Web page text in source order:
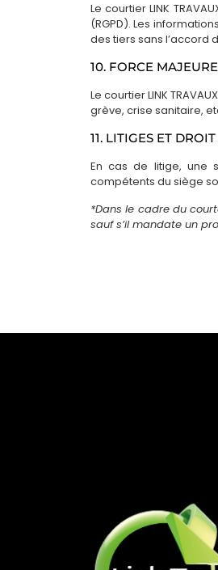
Le courtier LINK
(RGPD). Les
des tiers sans l’accord
10. FORCE MAJEURE
Le courtier LINK
grève, crise sanitaire,
11. LITIGES ET
En cas de litige, une
compétents du siège
*Dans le cadre du
sauf s’il mandate un